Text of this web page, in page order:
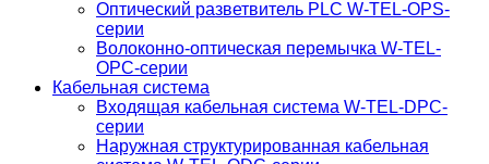
Оптический разветвитель PLC W-TEL-OPS-
серии
Волоконно-оптическая перемычка W-TEL-
OPC-серии
Кабельная система
Входящая кабельная система W-TEL-DPC-
серии
Наружная структурированная кабельная